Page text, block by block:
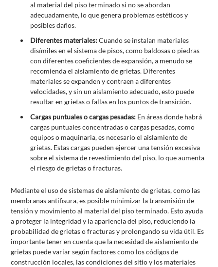
al material del piso terminado si no se abordan
adecuadamente, lo que genera problemas estéticos y
posibles daños.
Diferentes materiales:Cuando se instalan materiales
disímiles en el sistema de pisos, como baldosas o piedras
con diferentes coeficientes de expansión, a menudo se
recomienda el aislamiento de grietas. Diferentes
materiales se expanden y contraen a diferentes
velocidades, y sin un aislamiento adecuado, esto puede
resultar en grietas o fallas en los puntos de transición.
Cargas puntuales o cargas pesadas: En áreas donde habrá
cargas puntuales concentradas o cargas pesadas, como
equipos o maquinaria, es necesario el aislamiento de
grietas. Estas cargas pueden ejercer una tensión excesiva
sobre el sistema de revestimiento del piso, lo que aumenta
el riesgo de grietas o fracturas.
Mediante el uso de sistemas de aislamiento de grietas, como las
membranas antifisura, es posible minimizar la transmisión de
tensión y movimiento al material del piso terminado. Esto ayuda
a proteger la integridad y la apariencia del piso, reduciendo la
probabilidad de grietas o fracturas y prolongando su vida útil. Es
importante tener en cuenta que la necesidad de aislamiento de
grietas puede variar según factores como los códigos de
construcción locales, las condiciones del sitio y los materiales